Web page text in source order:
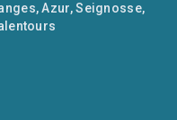
Azur, Seignosse,